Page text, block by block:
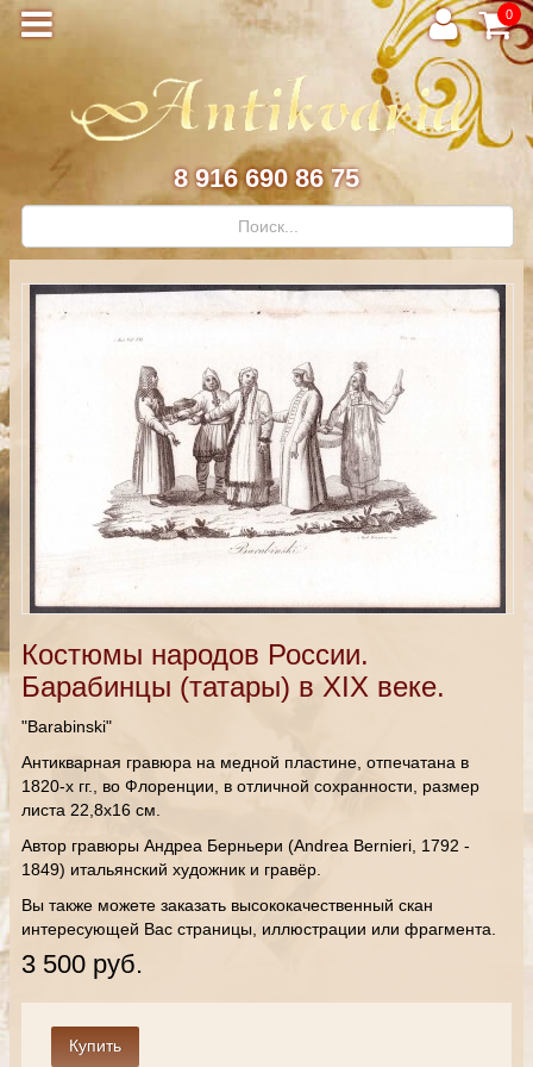
0
8 916 690 86 75
Костюмы народов России.
Барабинцы (татары) в XIX веке.
"Barabinski"
Антикварная гравюра на медной пластине, отпечатана в
1820-х гг., во Флоренции, в отличной сохранности, размер
листа 22,8х16 см.
Автор гравюры Андреа Берньери (Andrea Bernieri, 1792 -
1849) итальянский художник и гравёр.
Вы также можете заказать высококачественный скан
интересующей Вас страницы, иллюстрации или фрагмента.
3 500 руб.